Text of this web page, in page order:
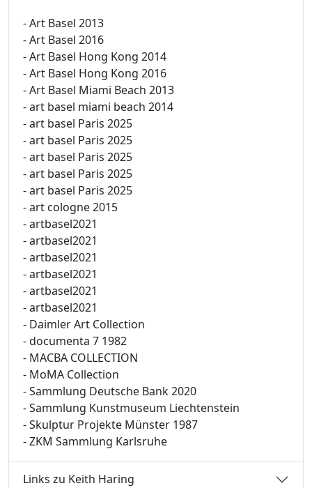
- Art Basel 2013
- Art Basel 2016
- Art Basel Hong Kong 2014
- Art Basel Hong Kong 2016
- Art Basel Miami Beach 2013
- art basel miami beach 2014
- art basel Paris 2025
- art basel Paris 2025
- art basel Paris 2025
- art basel Paris 2025
- art basel Paris 2025
- art cologne 2015
- artbasel2021
- artbasel2021
- artbasel2021
- artbasel2021
- artbasel2021
- artbasel2021
- Daimler Art Collection
- documenta 7 1982
- MACBA COLLECTION
- MoMA Collection
- Sammlung Deutsche Bank 2020
- Sammlung Kunstmuseum Liechtenstein
- Skulptur Projekte Münster 1987
- ZKM Sammlung Karlsruhe
Links zu Keith Haring